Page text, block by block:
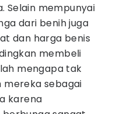
Selain mempunyai
dari benih juga
dan harga benis
membeli
mengapa tak
mereka sebagai
karena